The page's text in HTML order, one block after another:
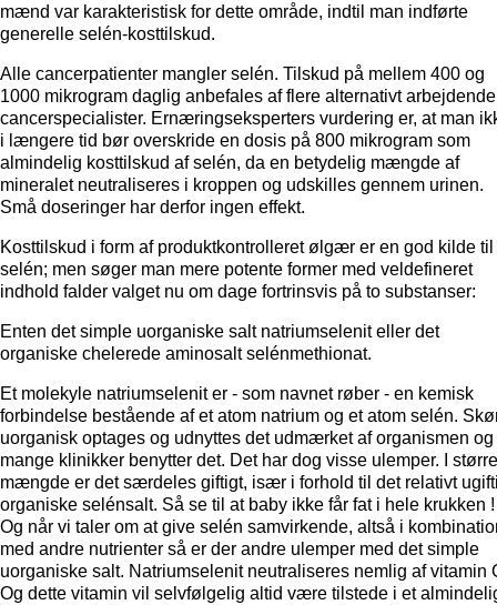
mænd var karakteristisk for dette område, indtil man indførte
generelle selén-kosttilskud.
Alle cancerpatienter mangler selén. Tilskud på mellem 400 og
1000 mikrogram daglig anbefales af flere alternativt arbejdende
cancerspecialister. Ernæringseksperters vurdering er, at man
i længere tid bør overskride en dosis på 800 mikrogram som
almindelig kosttilskud af selén, da en betydelig mængde af
mineralet neutraliseres i kroppen og udskilles gennem urinen.
Små doseringer har derfor ingen effekt.
Kosttilskud i form af produktkontrolleret ølgær er en god kilde til
selén; men søger man mere potente former med veldefineret
indhold falder valget nu om dage fortrinsvis på to substanser:
Enten det simple uorganiske salt natriumselenit eller det
organiske chelerede aminosalt selénmethionat.
Et molekyle natriumselenit er - som navnet røber - en kemisk
forbindelse bestående af et atom natrium og et atom selén.
uorganisk optages og udnyttes det udmærket af organismen og
mange klinikker benytter det. Det har dog visse ulemper. I større
mængde er det særdeles giftigt, især i forhold til det relativt
organiske selénsalt. Så se til at baby ikke får fat i hele krukken !
Og når vi taler om at give selén samvirkende, altså i
med andre nutrienter så er der andre ulemper med det simple
uorganiske salt. Natriumselenit neutraliseres nemlig af vitamin
Og dette vitamin vil selvfølgelig altid være tilstede i et